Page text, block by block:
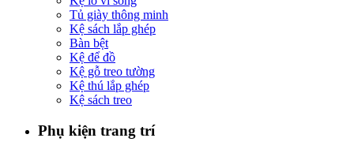
Tủ giày thông minh
Kệ sách lắp ghép
Bàn bệt
Kệ để đồ
Kệ gỗ treo tường
Kệ thú lắp ghép
Kệ sách treo
Phụ kiện trang trí